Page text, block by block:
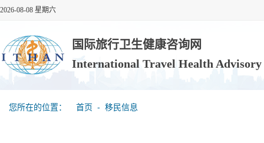
2026-08-08 星期六
国际旅行卫生健康咨询网
International Travel Health
您所在的位置： 首页 ‐ 移民信息